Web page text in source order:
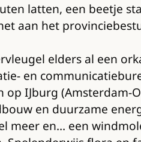
latten, een beetje
aan het
elders al een
en
IJburg (Amsterdam-
en duurzame
meer en… een